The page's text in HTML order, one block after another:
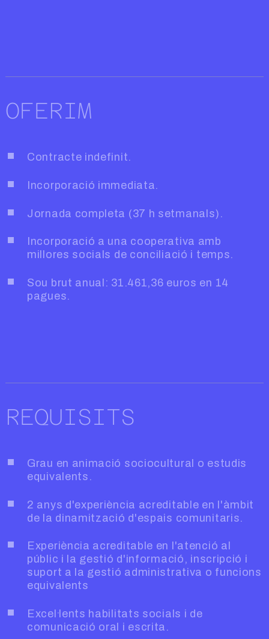
OFERIM
Contracte indefinit.
Incorporació immediata.
Jornada completa (37 h setmanals).
Incorporació a una cooperativa amb
millores socials de conciliació i temps.
Sou brut anual: 31.461,36 euros en 14
pagues.
REQUISITS
Grau en animació sociocultural o estudis
equivalents.
2 anys d'experiència acreditable en l'àmbit
de la dinamització d'espais comunitaris.
Experiència acreditable en l'atenció al
públic i la gestió d'informació, inscripció i
suport a la gestió administrativa o funcions
equivalents
Excel·lents habilitats socials i de
comunicació oral i escrita.